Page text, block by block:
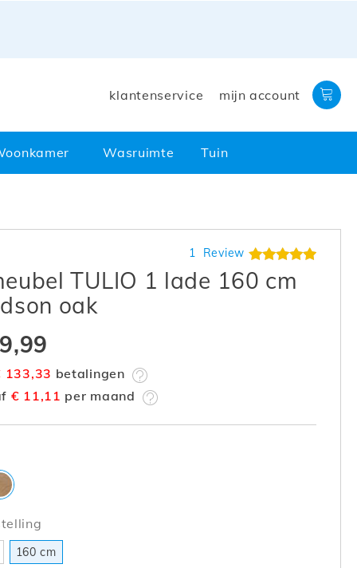
mijn account
klantenservice
Wasruimte Tuin
Waardering:
100%
1 Review
TULIO 1 lade 160 cm
oak
133,33 betalingen
€ 11,11 per maand
160 cm